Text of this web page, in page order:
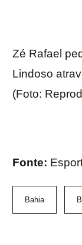
Zé Rafael
Lindoso
(Foto:
Fonte:
Bahia